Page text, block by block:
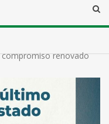
compromiso renovado